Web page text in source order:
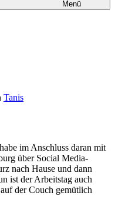
Menü
Tanis
im Anschluss daran mit
über Social Media-
nach Hause und dann
ist der Arbeitstag auch
der Couch gemütlich